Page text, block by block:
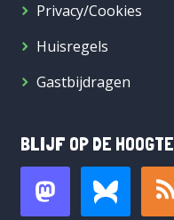
Privacy/Cookies
Huisregels
Gastbijdragen
BLIJF OP DE HOOGTE